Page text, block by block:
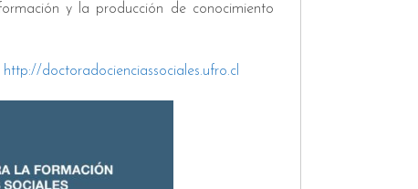
y la producción de conocimiento
http://doctoradocienciassociales.ufro.cl